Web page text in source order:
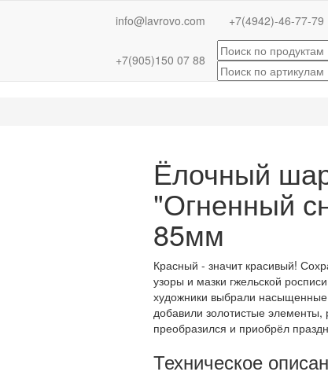
info@lavrovo.com +7(4942)-46-77-79
+7(905)150 07 88
Ёлочный
"Огненный
85мм
Красный - значит красивый!
узоры и мазки гжельской
художники выбрали насыщенные
добавили золотистые элементы,
преобразился и приобрёл
Техническое